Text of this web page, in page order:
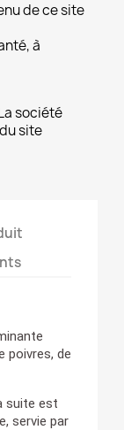
de ce site
à
société
site
poivres, de
suite est
servie par